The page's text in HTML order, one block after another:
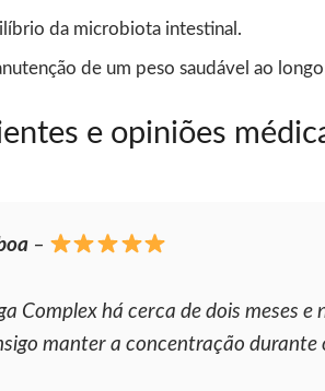
da microbiota intestinal.
de um peso saudável ao
e opiniões
–
Complex há cerca de dois meses
manter a concentração durante